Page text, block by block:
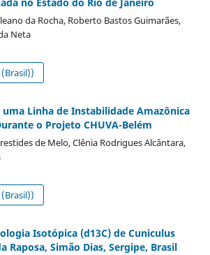
da Rocha, Roberto Bastos Guimarães,
Neta
uma Linha de Instabilidade Amazônica
o Projeto CHUVA-Belém
de Melo, Clênia Rodrigues Alcântara,
Isotópica (d13C) de Cuniculus
Raposa, Simão Dias, Sergipe, Brasil